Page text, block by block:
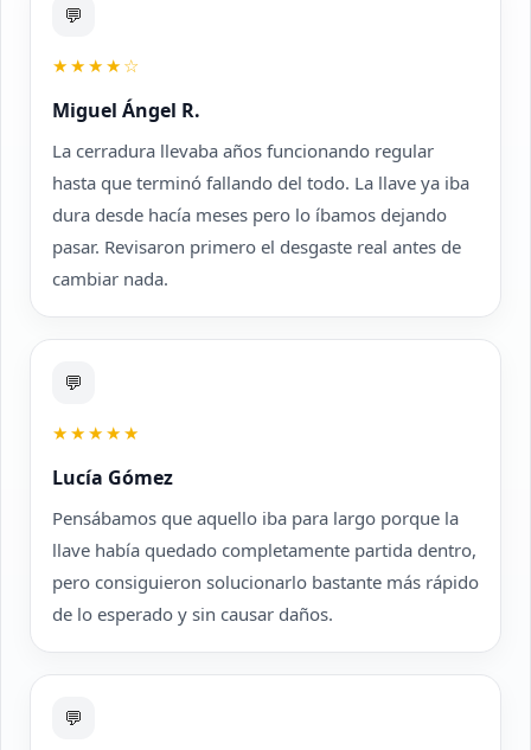
💬
★★★★☆
Miguel Ángel R.
La cerradura llevaba años funcionando regular
hasta que terminó fallando del todo. La llave ya iba
dura desde hacía meses pero lo íbamos dejando
pasar. Revisaron primero el desgaste real antes de
cambiar nada.
💬
★★★★★
Lucía Gómez
Pensábamos que aquello iba para largo porque la
llave había quedado completamente partida dentro,
pero consiguieron solucionarlo bastante más rápido
de lo esperado y sin causar daños.
💬